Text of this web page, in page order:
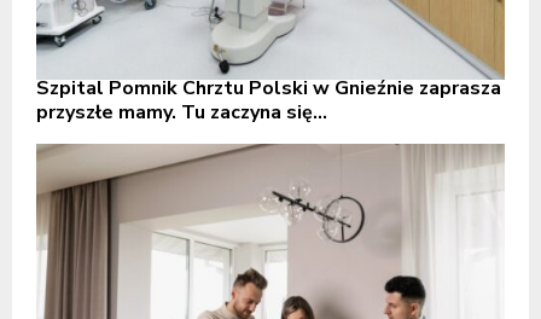
Szpital Pomnik Chrztu Polski w Gnieźnie zaprasza
przyszłe mamy. Tu zaczyna się...